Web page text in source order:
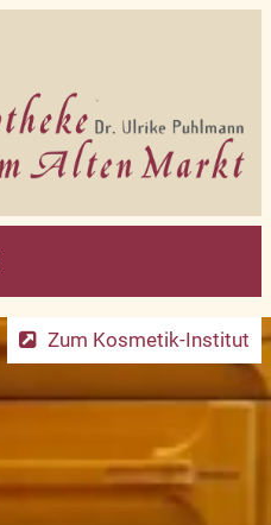
Zum Kosmetik-Institut